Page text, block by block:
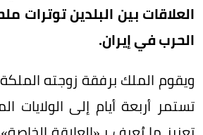
العلاقات بين البلدين توترات
الحرب في إيران.
ويقوم الملك برفقة زوجته الملكة
تستمر أربعة أيام إلى الولايات